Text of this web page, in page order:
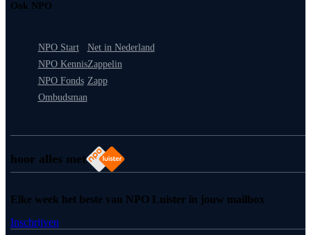
hoor alles met
Ook NPO
NPO Start
NPO Kennis
NPO Fonds
Ombudsman
Net in Nederland
Zappelin
Zapp
Elke week het beste van NPO Luister in jouw mailbox
Inschrijven